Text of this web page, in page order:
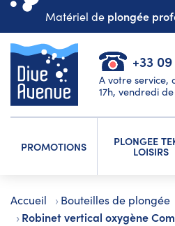
Matériel de plongée
+33
A votre service,
17h, vendredi
PROMOTIONS PLONGEE
LOISIRS
Accueil Bouteilles de plongée
Robinet vertical oxygène